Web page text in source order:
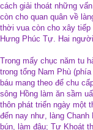
cách giải thoát những
còn cho quan quân về
thời vua còn cho xây tiếp
Hưng Phúc Tự. Hai
Trong mấy chục năm tu
trong tổng Nam Phù
báu mang theo để chu
sông Hồng làm ăn sầm
thôn phát triển ngày một
đến nay như, làng
bún, làm đậu; Tự Khoát